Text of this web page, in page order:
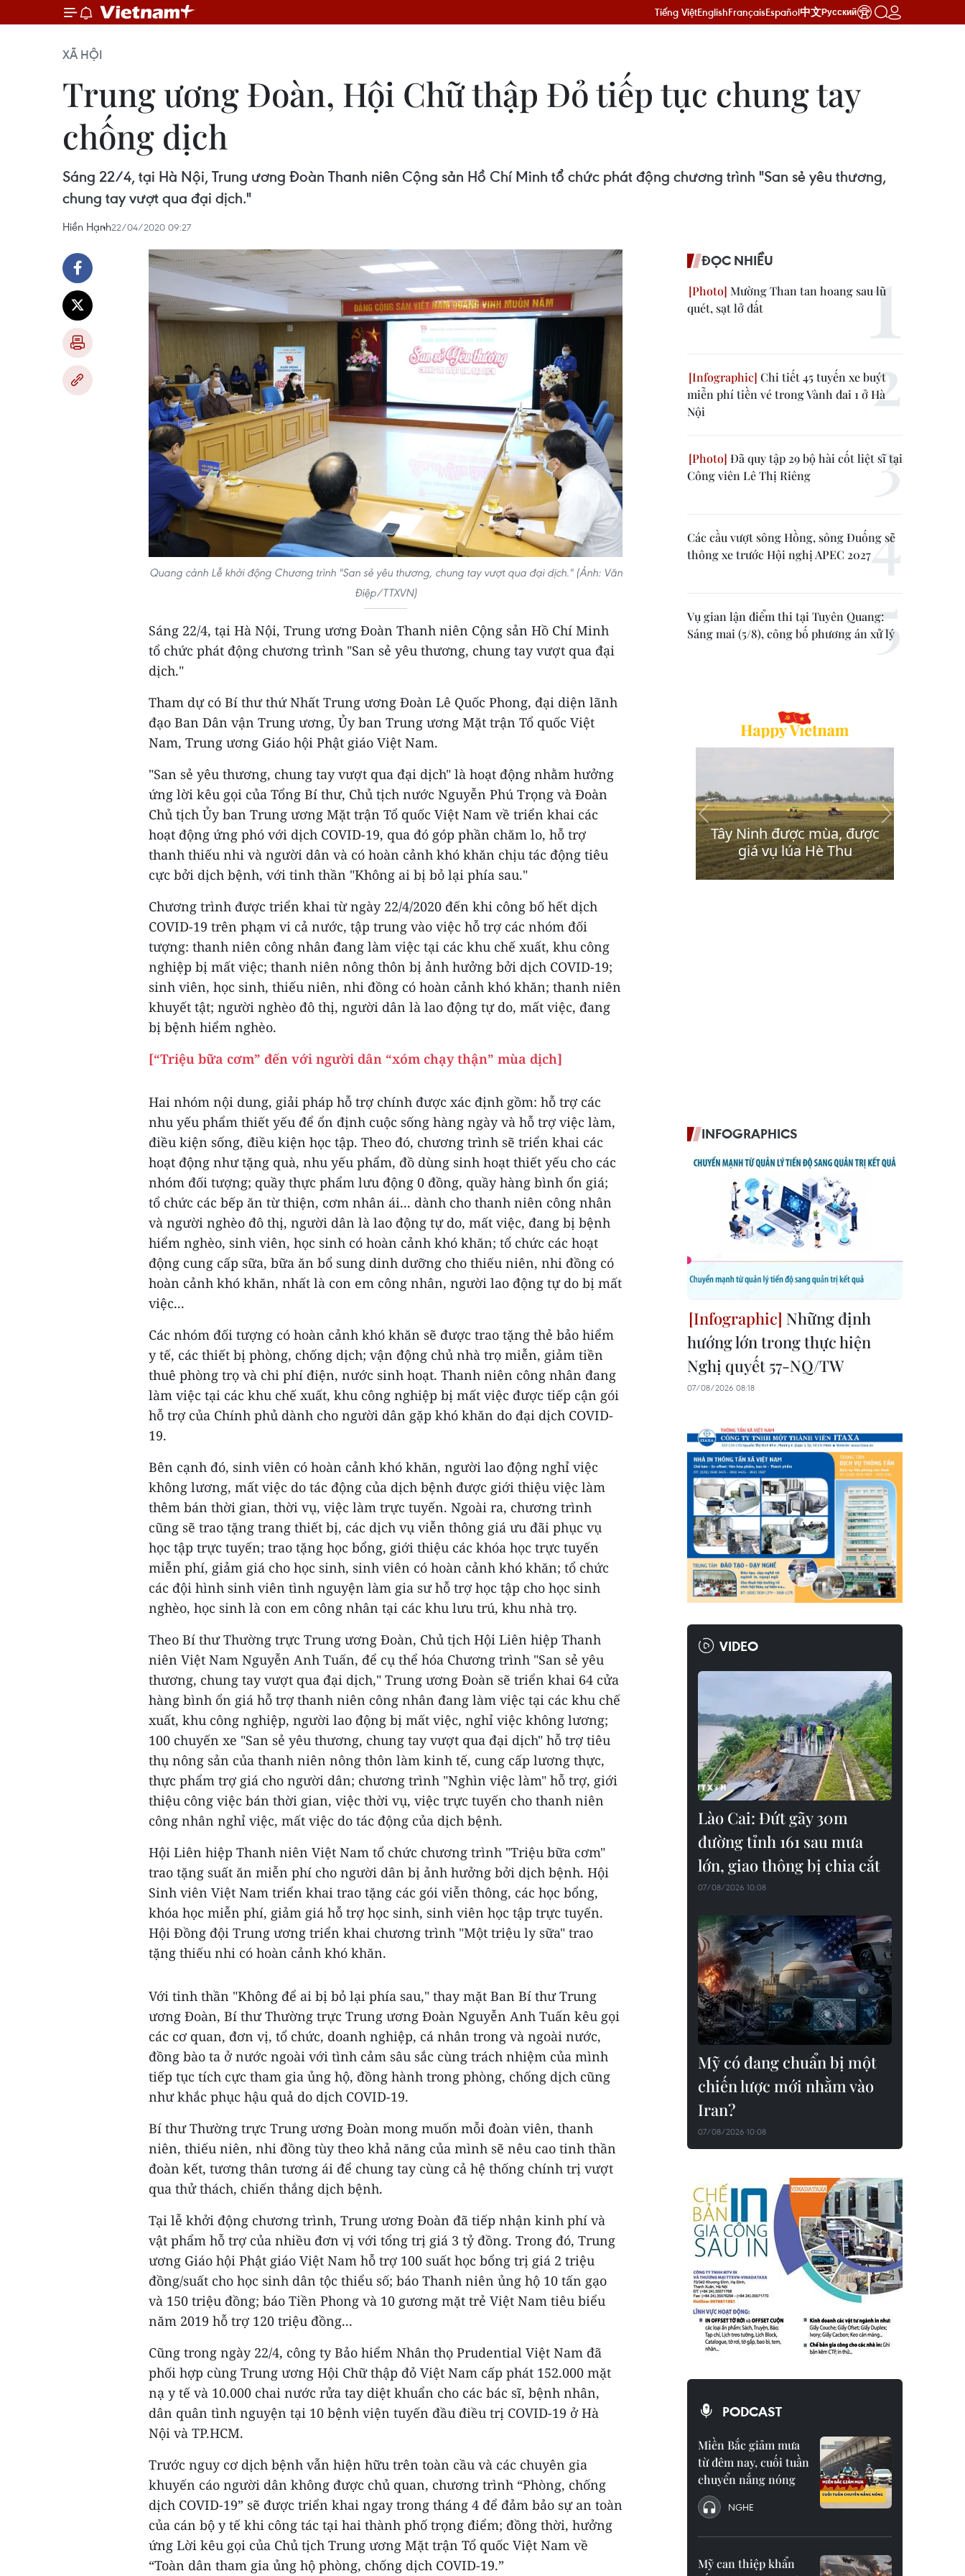
Tiếng ViệtEnglishFrançaisEspañol中文Русский
XÃ HỘI
Trung ương Đoàn, Hội Chữ thập Đỏ tiếp tục chung tay
chống dịch
Sáng 22/4, tại Hà Nội, Trung ương Đoàn Thanh niên Cộng sản Hồ Chí Minh tổ chức phát động chương trình "San sẻ yêu thương,
chung tay vượt qua đại dịch."
Hiền Hạnh22/04/2020 09:27
Quang cảnh Lễ khởi động Chương trình "San sẻ yêu thương, chung tay vượt qua đại dịch." (Ảnh: Văn
Điệp/TTXVN)
Sáng 22/4, tại Hà Nội, Trung ương Đoàn Thanh niên Cộng sản Hồ Chí Minh
tổ chức phát động chương trình "San sẻ yêu thương, chung tay vượt qua đại
dịch."
Tham dự có Bí thư thứ Nhất Trung ương Đoàn Lê Quốc Phong, đại diện lãnh
đạo Ban Dân vận Trung ương, Ủy ban Trung ương Mặt trận Tổ quốc Việt
Nam, Trung ương Giáo hội Phật giáo Việt Nam.
"San sẻ yêu thương, chung tay vượt qua đại dịch" là hoạt động nhằm hưởng
ứng lời kêu gọi của Tổng Bí thư, Chủ tịch nước Nguyễn Phú Trọng và Đoàn
Chủ tịch Ủy ban Trung ương Mặt trận Tổ quốc Việt Nam về triển khai các
hoạt động ứng phó với dịch COVID-19, qua đó góp phần chăm lo, hỗ trợ
thanh thiếu nhi và người dân và có hoàn cảnh khó khăn chịu tác động tiêu
cực bởi dịch bệnh, với tinh thần "Không ai bị bỏ lại phía sau."
Chương trình được triển khai từ ngày 22/4/2020 đến khi công bố hết dịch
COVID-19 trên phạm vi cả nước, tập trung vào việc hỗ trợ các nhóm đối
tượng: thanh niên công nhân đang làm việc tại các khu chế xuất, khu công
nghiệp bị mất việc; thanh niên nông thôn bị ảnh hưởng bởi dịch COVID-19;
sinh viên, học sinh, thiếu niên, nhi đồng có hoàn cảnh khó khăn; thanh niên
khuyết tật; người nghèo đô thị, người dân là lao động tự do, mất việc, đang
bị bệnh hiểm nghèo.
[“Triệu bữa cơm” đến với người dân “xóm chạy thận” mùa dịch]
Hai nhóm nội dung, giải pháp hỗ trợ chính được xác định gồm: hỗ trợ các
nhu yếu phẩm thiết yếu để ổn định cuộc sống hàng ngày và hỗ trợ việc làm,
điều kiện sống, điều kiện học tập. Theo đó, chương trình sẽ triển khai các
hoạt động như tặng quà, nhu yếu phẩm, đồ dùng sinh hoạt thiết yếu cho các
nhóm đối tượng; quầy thực phẩm lưu động 0 đồng, quầy hàng bình ổn giá;
tổ chức các bếp ăn từ thiện, cơm nhân ái... dành cho thanh niên công nhân
và người nghèo đô thị, người dân là lao động tự do, mất việc, đang bị bệnh
hiểm nghèo, sinh viên, học sinh có hoàn cảnh khó khăn; tổ chức các hoạt
động cung cấp sữa, bữa ăn bổ sung dinh dưỡng cho thiếu niên, nhi đồng có
hoàn cảnh khó khăn, nhất là con em công nhân, người lao động tự do bị mất
việc...
Các nhóm đối tượng có hoàn cảnh khó khăn sẽ được trao tặng thẻ bảo hiểm
y tế, các thiết bị phòng, chống dịch; vận động chủ nhà trọ miễn, giảm tiền
thuê phòng trọ và chi phí điện, nước sinh hoạt. Thanh niên công nhân đang
làm việc tại các khu chế xuất, khu công nghiệp bị mất việc được tiếp cận gói
hỗ trợ của Chính phủ dành cho người dân gặp khó khăn do đại dịch COVID-
19.
Bên cạnh đó, sinh viên có hoàn cảnh khó khăn, người lao động nghỉ việc
không lương, mất việc do tác động của dịch bệnh được giới thiệu việc làm
thêm bán thời gian, thời vụ, việc làm trực tuyến. Ngoài ra, chương trình
cũng sẽ trao tặng trang thiết bị, các dịch vụ viễn thông giá ưu đãi phục vụ
học tập trực tuyến; trao tặng học bổng, giới thiệu các khóa học trực tuyến
miễn phí, giảm giá cho học sinh, sinh viên có hoàn cảnh khó khăn; tổ chức
các đội hình sinh viên tình nguyện làm gia sư hỗ trợ học tập cho học sinh
nghèo, học sinh là con em công nhân tại các khu lưu trú, khu nhà trọ.
Theo Bí thư Thường trực Trung ương Đoàn, Chủ tịch Hội Liên hiệp Thanh
niên Việt Nam Nguyễn Anh Tuấn, để cụ thể hóa Chương trình "San sẻ yêu
thương, chung tay vượt qua đại dịch," Trung ương Đoàn sẽ triển khai 64 cửa
hàng bình ổn giá hỗ trợ thanh niên công nhân đang làm việc tại các khu chế
xuất, khu công nghiệp, người lao động bị mất việc, nghỉ việc không lương;
100 chuyến xe "San sẻ yêu thương, chung tay vượt qua đại dịch" hỗ trợ tiêu
thụ nông sản của thanh niên nông thôn làm kinh tế, cung cấp lương thực,
thực phẩm trợ giá cho người dân; chương trình "Nghìn việc làm" hỗ trợ, giới
thiệu công việc bán thời gian, việc thời vụ, việc trực tuyến cho thanh niên
công nhân nghỉ việc, mất việc do tác động của dịch bệnh.
Hội Liên hiệp Thanh niên Việt Nam tổ chức chương trình "Triệu bữa cơm"
trao tặng suất ăn miễn phí cho người dân bị ảnh hưởng bởi dịch bệnh. Hội
Sinh viên Việt Nam triển khai trao tặng các gói viễn thông, các học bổng,
khóa học miễn phí, giảm giá hỗ trợ học sinh, sinh viên học tập trực tuyến.
Hội Đồng đội Trung ương triển khai chương trình "Một triệu ly sữa" trao
tặng thiếu nhi có hoàn cảnh khó khăn.
Với tinh thần "Không để ai bị bỏ lại phía sau," thay mặt Ban Bí thư Trung
ương Đoàn, Bí thư Thường trực Trung ương Đoàn Nguyễn Anh Tuấn kêu gọi
các cơ quan, đơn vị, tổ chức, doanh nghiệp, cá nhân trong và ngoài nước,
đồng bào ta ở nước ngoài với tình cảm sâu sắc cùng trách nhiệm của mình
tiếp tục tích cực tham gia ủng hộ, đồng hành trong phòng, chống dịch cũng
như khắc phục hậu quả do dịch COVID-19.
Bí thư Thường trực Trung ương Đoàn mong muốn mỗi đoàn viên, thanh
niên, thiếu niên, nhi đồng tùy theo khả năng của mình sẽ nêu cao tinh thần
đoàn kết, tương thân tương ái để chung tay cùng cả hệ thống chính trị vượt
qua thử thách, chiến thắng dịch bệnh.
Tại lễ khởi động chương trình, Trung ương Đoàn đã tiếp nhận kinh phí và
vật phẩm hỗ trợ của nhiều đơn vị với tổng trị giá 3 tỷ đồng. Trong đó, Trung
ương Giáo hội Phật giáo Việt Nam hỗ trợ 100 suất học bổng trị giá 2 triệu
đồng/suất cho học sinh dân tộc thiểu số; báo Thanh niên ủng hộ 10 tấn gạo
và 150 triệu đồng; báo Tiền Phong và 10 gương mặt trẻ Việt Nam tiêu biểu
năm 2019 hỗ trợ 120 triệu đồng...
Cũng trong ngày 22/4, công ty Bảo hiểm Nhân thọ Prudential Việt Nam đã
phối hợp cùng Trung ương Hội Chữ thập đỏ Việt Nam cấp phát 152.000 mặt
nạ y tế và 10.000 chai nước rửa tay diệt khuẩn cho các bác sĩ, bệnh nhân,
dân quân tình nguyện tại 10 bệnh viện tuyến đầu điều trị COVID-19 ở Hà
Nội và TP.HCM.
Trước nguy cơ dịch bệnh vẫn hiện hữu trên toàn cầu và các chuyên gia
khuyến cáo người dân không được chủ quan, chương trình “Phòng, chống
dịch COVID-19” sẽ được triển khai ngay trong tháng 4 để đảm bảo sự an toàn
của cán bộ y tế khi công tác tại hai thành phố trọng điểm; đồng thời, hưởng
ứng Lời kêu gọi của Chủ tịch Trung ương Mặt trận Tổ quốc Việt Nam về
“Toàn dân tham gia ủng hộ phòng, chống dịch COVID-19.”
ĐỌC NHIỀU
Mường Than tan hoang sau lũ
quét, sạt lở đất
Chi tiết 45 tuyến xe buýt
miễn phí tiền vé trong Vành đai 1 ở Hà
Nội
Đã quy tập 29 bộ hài cốt liệt sĩ tại
Công viên Lê Thị Riêng
Các cầu vượt sông Hồng, sông Đuống sẽ
thông xe trước Hội nghị APEC 2027
Vụ gian lận điểm thi tại Tuyên Quang:
Sáng mai (5/8), công bố phương án xử lý
INFOGRAPHICS
Những định
hướng lớn trong thực hiện
Nghị quyết 57-NQ/TW
07/08/2026 08:18
VIDEO
Lào Cai: Đứt gãy 30m
đường tỉnh 161 sau mưa
lớn, giao thông bị chia cắt
07/08/2026 10:08
Mỹ có đang chuẩn bị một
chiến lược mới nhằm vào
Iran?
07/08/2026 10:08
PODCAST
Miền Bắc giảm mưa
từ đêm nay, cuối tuần
chuyển nắng nóng
NGHE
Mỹ can thiệp khẩn